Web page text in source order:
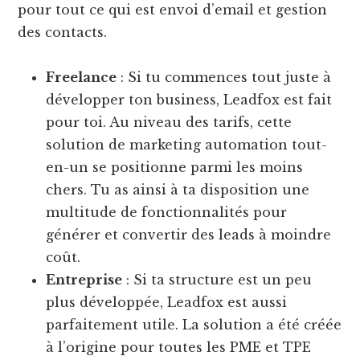
pour tout ce qui est envoi d’email et gestion
des contacts.
Freelance : Si tu commences tout juste à
développer ton business, Leadfox est fait
pour toi. Au niveau des tarifs, cette
solution de marketing automation tout-
en-un se positionne parmi les moins
chers. Tu as ainsi à ta disposition une
multitude de fonctionnalités pour
générer et convertir des leads à moindre
coût.
Entreprise : Si ta structure est un peu
plus développée, Leadfox est aussi
parfaitement utile. La solution a été créée
à l’origine pour toutes les PME et TPE